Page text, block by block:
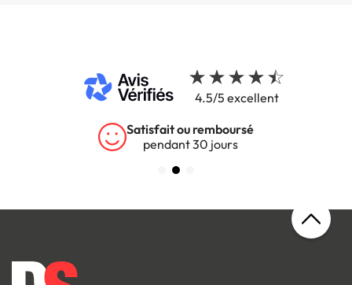
4.5/5 excellent
Satisfait ou remboursé
pendant 30 jours